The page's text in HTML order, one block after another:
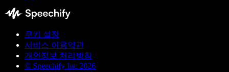
쿠키 설정
서비스 이용약관
개인정보 처리방침
© Speechify Inc 2026